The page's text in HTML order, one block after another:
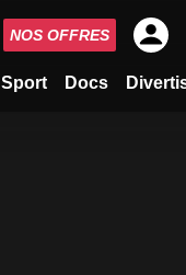
Sport Docs
NOS OFFRES